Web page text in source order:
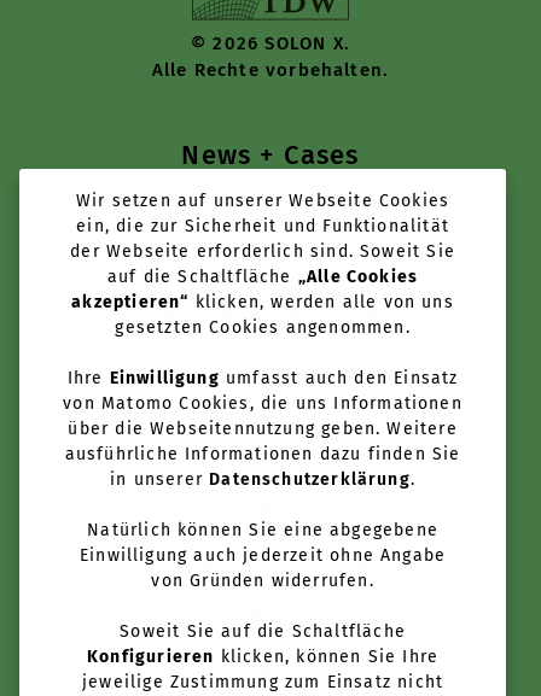
News + Cases
Tools + Services
Über uns
Anbieter werden
Newsletter
Kontakt
Nutzungsbedingungen
Datenschutz
Impressum
© 2026 SOLON X.
Alle Rechte vorbehalten.
Wir setzen auf unserer Webseite Cookies
ein, die zur Sicherheit und Funktionalität
der Webseite erforderlich sind. Soweit Sie
auf die Schaltfläche „Alle Cookies
akzeptieren“ klicken, werden alle von uns
gesetzten Cookies angenommen.
Ihre Einwilligung umfasst auch den Einsatz
von Matomo Cookies, die uns Informationen
über die Webseitennutzung geben. Weitere
ausführliche Informationen dazu finden Sie
in unserer Datenschutzerklärung.
Natürlich können Sie eine abgegebene
Einwilligung auch jederzeit ohne Angabe
von Gründen widerrufen.
Soweit Sie auf die Schaltfläche
Konfigurieren klicken, können Sie Ihre
jeweilige Zustimmung zum Einsatz nicht